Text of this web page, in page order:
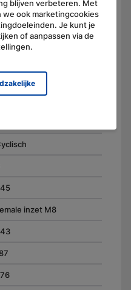
6
M8
inzet M8
blijven verbeteren. Met
ook marketingcookies
Je kunt je
of aanpassen via de